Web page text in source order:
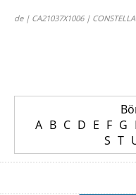
de | CA21037X1006 |
A B C D E F G
S T